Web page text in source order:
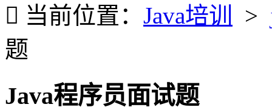
当前位置： Java培训 >
题
Java程序员面试题